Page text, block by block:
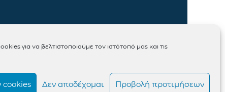
για να βελτιστοποιούμε τον ιστότοπό μας και τις
Δεν αποδέχομαι Προβολή προτιμήσεων